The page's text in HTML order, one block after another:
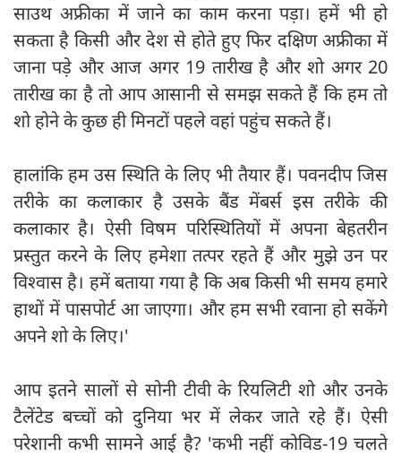
साउथ अफ्रीका में जाने का काम करना पड़ा। हमें भी हो
सकता है किसी और देश से होते हुए फिर दक्षिण अफ्रीका में
जाना पड़े और आज अगर 19 तारीख है और शो अगर 20
तारीख का है तो आप आसानी से समझ सकते हैं कि हम तो
शो होने के कुछ ही मिनटों पहले वहां पहुंच सकते हैं।
हालांकि हम उस स्थिति के लिए भी तैयार हैं। पवनदीप जिस
तरीके का कलाकार है उसके बैंड मेंबर्स इस तरीके की
कलाकार है। ऐसी विषम परिस्थितियों में अपना बेहतरीन
प्रस्तुत करने के लिए हमेशा तत्पर रहते हैं और मुझे उन पर
विश्वास है। हमें बताया गया है कि अब किसी भी समय हमारे
हाथों में पासपोर्ट आ जाएगा। और हम सभी रवाना हो सकेंगे
अपने शो के लिए।'
आप इतने सालों से सोनी टीवी के रियलिटी शो और उनके
टैलेंटेड बच्चों को दुनिया भर में लेकर जाते रहे हैं। ऐसी
परेशानी कभी सामने आई है? 'कभी नहीं कोविड-19 चलते